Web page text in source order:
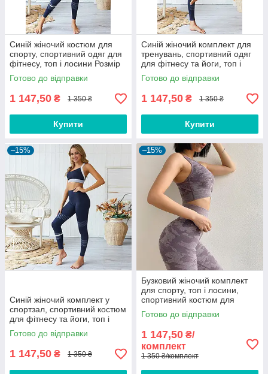
Синій жіночий костюм для
спорту, спортивний одяг для
фітнесу, топ і лосини Розмір
S (44-46)
Готово до відправки
1 147,50 ₴ 1 350 ₴
Купити
Синій жіночий комплект для
тренувань, спортивний одяг
для фітнесу та йоги, топ і
лосини Розмір M (46-48)
Готово до відправки
1 147,50 ₴ 1 350 ₴
Купити
–15%
Синій жіночий комплект у
спортзал, спортивний костюм
для фітнесу та йоги, топ і
лосини Розмір L (48-50)
Готово до відправки
1 147,50 ₴ 1 350 ₴
–15%
Бузковий жіночий комплект
для спорту, топ і лосини,
спортивний костюм для
фітнесу та йоги Розмір L
Готово до відправки
1 147,50 ₴/
комплект
1 350 ₴/комплект